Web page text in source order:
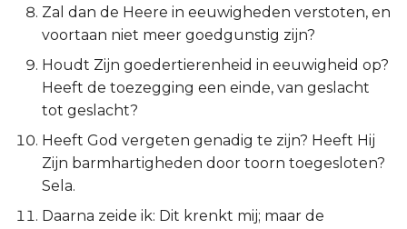
1 Thessalonicenzen
2 Thessalonicenzen
1 Timótheüs
2 Timótheüs
Zal dan de Heere in eeuwigheden verstoten, en
voortaan niet meer goedgunstig zijn?
Houdt Zijn goedertierenheid in eeuwigheid op?
Heeft de toezegging een einde, van geslacht
tot geslacht?
Heeft God vergeten genadig te zijn? Heeft Hij
Zijn barmhartigheden door toorn toegesloten?
Sela.
Daarna zeide ik: Dit krenkt mij; maar de